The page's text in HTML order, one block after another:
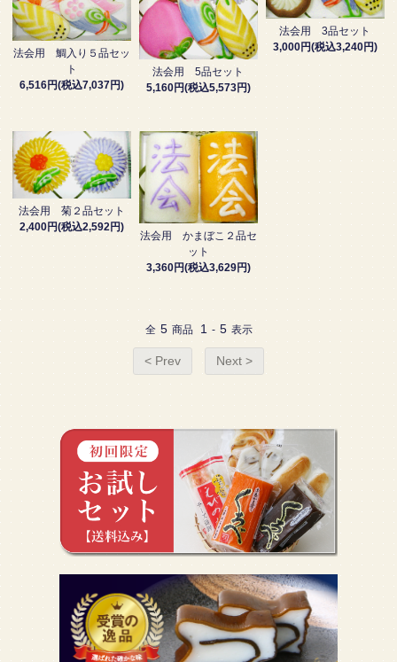
法会用 鯛入り５品セッ
ト
6,516円(税込7,037円)
法会用 5品セット
5,160円(税込5,573円)
法会用 3品セット
3,000円(税込3,240円)
法会用 菊２品セット
2,400円(税込2,592円)
法会用 かまぼこ２品セ
ット
3,360円(税込3,629円)
全 5 商品 1 - 5 表示
< Prev Next >